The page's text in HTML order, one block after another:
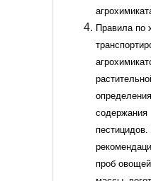
Правила по
содержания
пестицидов.
проб